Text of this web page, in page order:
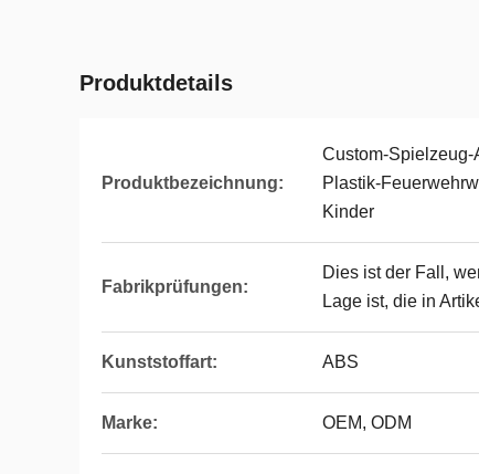
Produktdetails
Produktbezeichnung:
Custom-
Plastik-
Kinder
Fabrikprüfungen:
Dies ist der Fall,
Lage ist, die in
Kunststoffart: ABS
Marke: OEM, ODM